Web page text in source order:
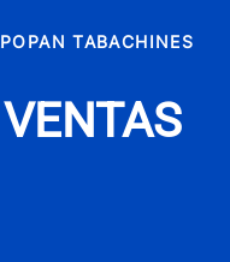
TABACHINES